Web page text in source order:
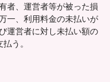
者、運営者等が被った損
一、利用料金の未払いが
運営者に対し未払い額の
う。